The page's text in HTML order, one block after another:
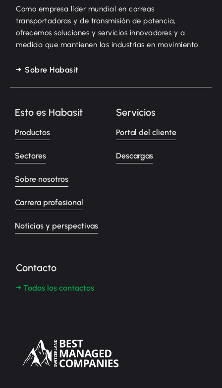
Como empresa líder mundial en correas
transportadoras y de transmisión de potencia,
ofrecemos soluciones y servicios innovadores y a
medida que mantienen las industrias en movimiento.
Sobre Habasit
Esto es Habasit
Productos
Sectores
Sobre nosotros
Carrera profesional
Noticias y perspectivas
Servicios
Portal del cliente
Descargas
Contacto
→ Todos los contactos